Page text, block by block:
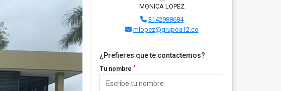
MONICA LOPEZ
3142988684
mlopez@grupoa12.co
¿Prefieres que te contactemos?
Tu nombre *